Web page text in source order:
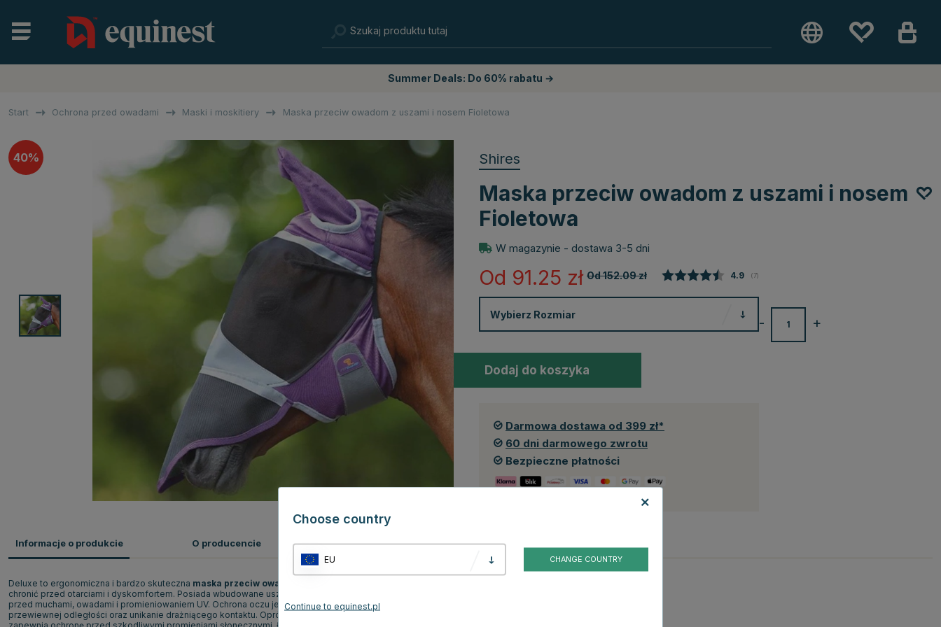
Summer Deals: Do 60% rabatu →
Start Ochrona przed owadami Maski i moskitiery Maska przeciw owadom z uszami i nosem Fioletowa
40% Shires
Maska przeciw owadom z uszami i nosem
Fioletowa
W magazynie - dostawa 3-5 dni
Od 152.09zł
Od 91.25 zł Średnia ocena:
4.9 (głosy:
7)
Wybierz Rozmiar +
-
Dodaj do koszyka
Darmowa dostawa od 399 zł*
60 dni darmowego zwrotu
Bezpieczne płatności
Informacje o produkcie
Deluxe to ergonomiczna i bardzo skuteczna maska przeciw owadom
chronić przed otarciami i dyskomfortem. Posiada wbudowane uszy z siateczki i wydłużony kawałek w nosie zapewniający zwiększoną ochronę
przed muchami, owadami i promieniowaniem UV. Ochrona oczu jest uformowana i wzmocniona, co umożliwia materiałowi utrzymanie zaplanowanej i
przewiewnej odległości oraz unikanie drażniącego kontaktu. Oprócz ochrony konia przed muchami i owadami,
O producencie Recenzje
Choose country
EU CHANGE COUNTRY
Continue to equinest.pl